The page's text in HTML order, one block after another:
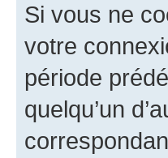
Si vous ne
votre
période
quelqu’un